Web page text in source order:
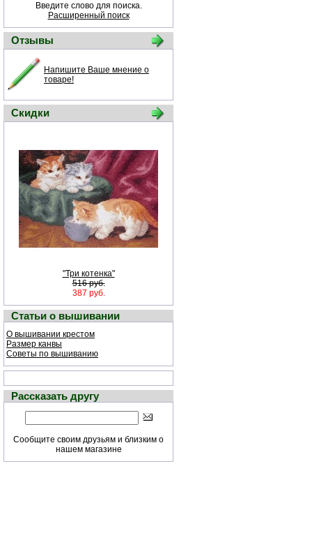
Введите слово для поиска.
Расширенный поиск
Отзывы
Напишите Ваше мнение о
товаре!
Скидки
"Три котенка"
516 руб.
387 руб.
Статьи о вышивании
О вышивании крестом
Размер канвы
Советы по вышиванию
Рассказать другу
Сообщите своим друзьям и близким о
нашем магазине